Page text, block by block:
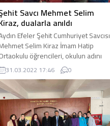
Savcı Mehmet Selim
dualarla anıldı
Efeler Şehit Cumhuriyet Savcısı
Selim Kiraz İmam Hatip
öğrencileri, okulun adını
Şehit Savcı’yı dualarla andılar
31.03.2022 17:46 0